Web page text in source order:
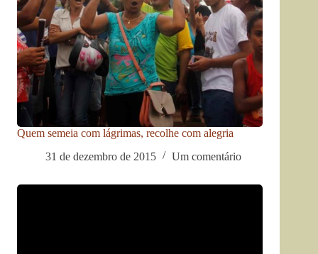
Quem semeia com lágrimas, recolhe com alegria
31 de dezembro de 2015
Um comentário